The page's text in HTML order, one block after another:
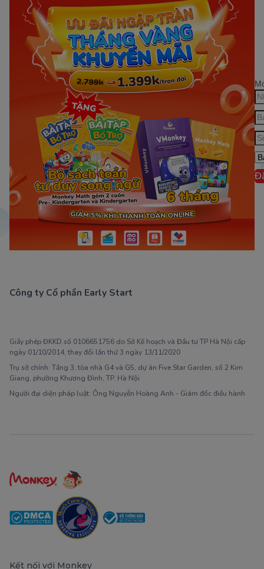
Công ty Cổ phần Early Start
Giấy phép ĐKKD số 0106651756 do Sở Kế hoạch và Đầu tư TP Hà Nội cấp
ngày 01/10/2014, thay đổi lần thứ 3 ngày 13/11/2020
Trụ sở chính: Tầng 3, tòa nhà G4 và G5, dự án Five Star Garden, số 2 Kim
Giang, phường Khương Đình, TP. Hà Nội
Người đại diện pháp luật: Ông Nguyễn Hoàng Anh - Giám đốc điều hành
Kết nối với Monkey